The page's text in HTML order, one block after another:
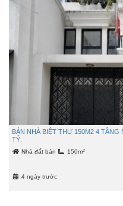
BÁN NHÀ BIỆT THỰ 150M2 4
TỶ.
Nhà đất bán 150m2
4 ngày trước